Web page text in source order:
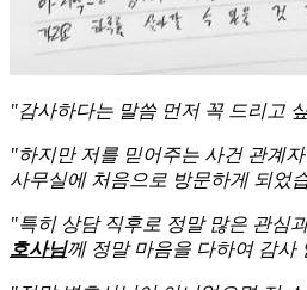
"감사하다는 말씀 먼저 꼭 드리고
"하지만 저를 믿어주는 사건 관계
사무실에 처음으로 방문하게 되었
"특히 상담 직후로 정말 많은 관심
호사님께 정말 마음을 다하여 감사